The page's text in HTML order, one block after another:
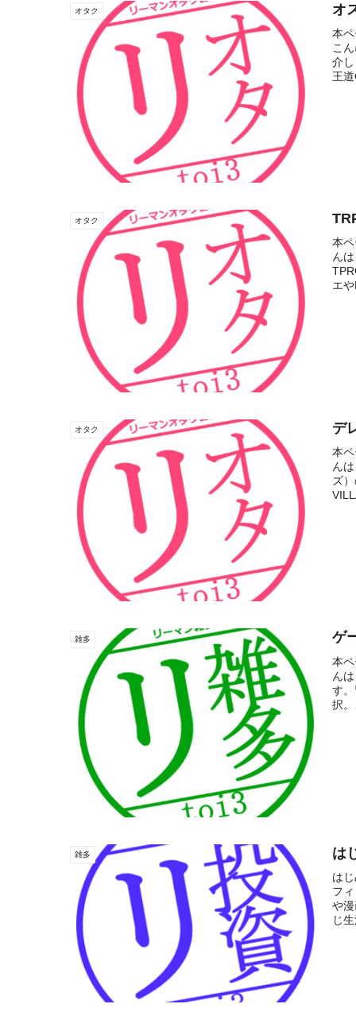
オタク オ
本
こ
介
王
オタク
本
ん
エ
オタク デ
本
ん
ズ
雑多 ゲ
本
ん
す
択
雑多 は
は
フ
や
じ